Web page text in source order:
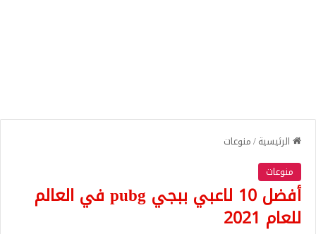
الرئيسية/منوعات
منوعات
أفضل 10 لاعبي ببجي pubg في العالم
للعام 2021